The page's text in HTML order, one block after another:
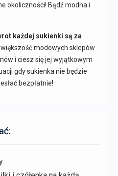
okoliczności! Bądź modna i
każdej sukienki są za
modowych sklepów
i ciesz się jej wyjątkowym
gdy sukienka nie będzie
bezpłatnie!